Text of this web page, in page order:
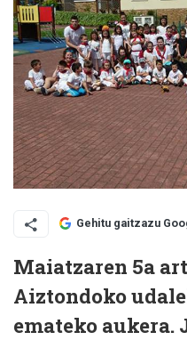
Gehitu gaitzazu
Maiatzaren 5a
Aiztondoko
emateko aukera.